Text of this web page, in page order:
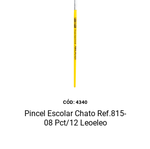
:4340
Pincel Escolar Chato Ref.815-
08 Pct/12 Leoeleo